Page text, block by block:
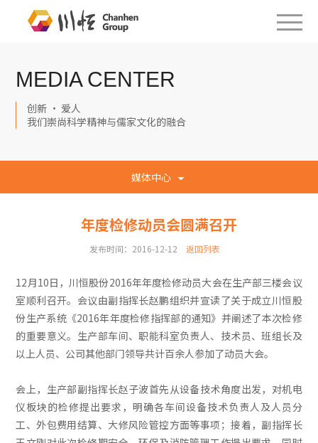
MEDIA CENTER
创新 · 爱人
我们崇尚科学精神与儒家文化的融合
媒体中心
年度检修动员会圆满召开
发布时间：2016-12-12 返回列表
12月10日，川恒股份2016年年度检修动员大会在生产部三楼会议
室顺利召开。会议由副指挥长赵鹏组织并宣读了关于成立川恒股
份生产系统《2016年年度检修指挥部的通知》并阐述了本次检修
的重要意义。生产部车间、职能科室负责人、技术员、班组长及
以上人员、公司其他部门领导共计百余人参加了动员大会。
会上，生产部副指挥长赵子波首先从设备技术角度出发，对机电
仪板块的检修提出要求，明确各车间设备技术负责人及人员分
工、外包费用结算、大修风险管控方面等事项；接着，副指挥长